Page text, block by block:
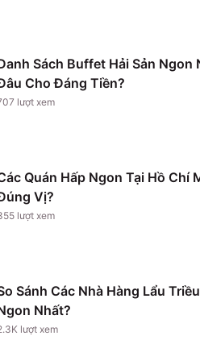
Sách Buffet Hải Sản Ngon
Cho Đáng Tiền?
lượt xem
Quán Hấp Ngon Tại Hồ Chí
Vị?
lượt xem
Sánh Các Nhà Hàng Lẩu
Nhất?
lượt xem